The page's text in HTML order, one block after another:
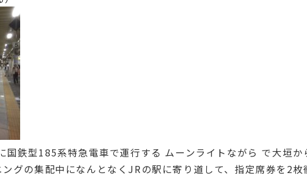
鉄型185系特急電車で運行する ムーンライトながら で大垣か
グの集配中になんとなくJRの駅に寄り道して、指定席券を2枚